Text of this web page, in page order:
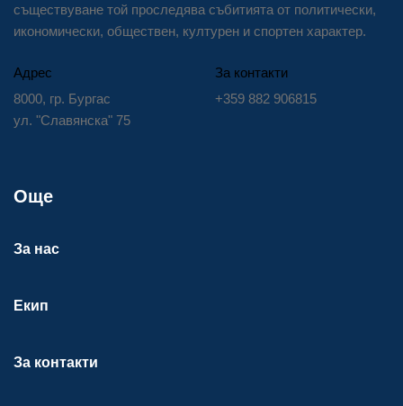
съществуване той проследява събитията от политически,
икономически, обществен, културен и спортен характер.
Адрес
8000, гр. Бургас
ул. "Славянска" 75
За контакти
+359 882 906815
Още
За нас
Екип
За контакти